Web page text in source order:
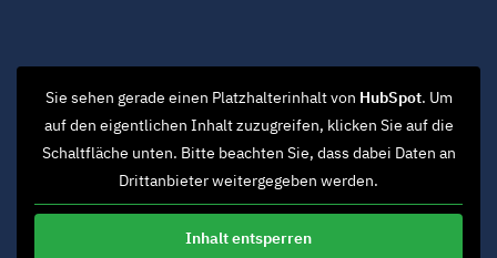
Sie sehen gerade einen Platzhalterinhalt von HubSpot. Um
auf den eigentlichen Inhalt zuzugreifen, klicken Sie auf die
Schaltfläche unten. Bitte beachten Sie, dass dabei Daten an
Drittanbieter weitergegeben werden.
Inhalt entsperren